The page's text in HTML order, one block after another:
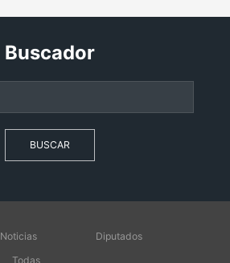
Buscador
BUSCAR
Noticias
Todas
Diputados